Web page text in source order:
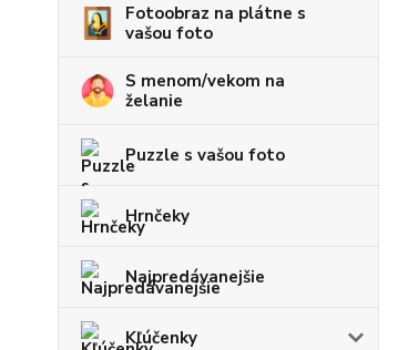
Fotoobraz na plátne s
vašou foto
S menom/vekom na
želanie
Puzzle s vašou foto
Hrnčeky
Najpredávanejšie
Kľúčenky